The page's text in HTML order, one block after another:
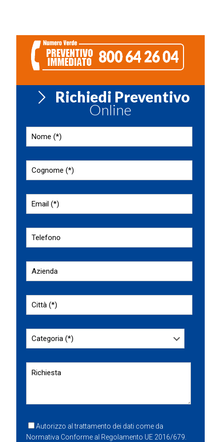
Richiedi Preventivo
Online
Autorizzo al trattamento dei dati come da
Normativa Conforme al Regolamento UE 2016/679.